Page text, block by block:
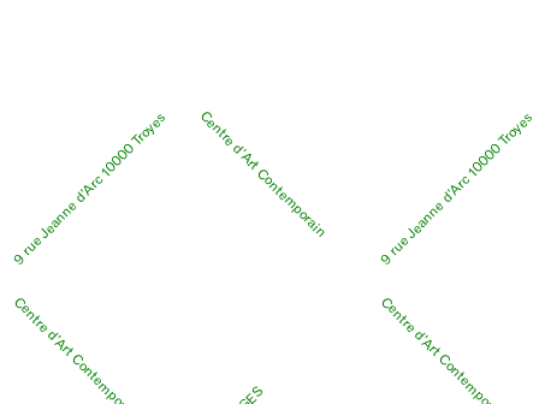
9 rue Jeanne d’Arc 10000 Troyes
Centre d’Art Contemporain
Centre d’Art Contemporain 9 rue Jeanne d’Arc 10000 Troyes
Centre d’Art Contemporain